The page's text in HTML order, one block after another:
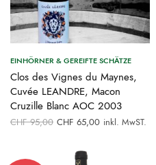
EINHÖRNER & GEREIFTE SCHÄTZE
Clos des Vignes du Maynes,
Cuvée LEANDRE, Macon
Cruzille Blanc AOC 2003
CHF95,00 Ursprünglicher
Preis war:
CHF 65,00Aktueller
inkl. MwST.